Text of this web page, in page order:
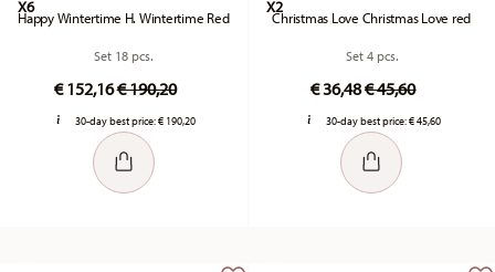
X6
Happy Wintertime H. Wintertime Red
Set 18 pcs.
€ 152,16Price reduced from
€ 190,20to
30-day best price:€ 190,20
X2
Christmas Love Christmas Love red
Set 4 pcs.
€ 36,48Price reduced
€ 45,60to
30-day best price:€ 45,60